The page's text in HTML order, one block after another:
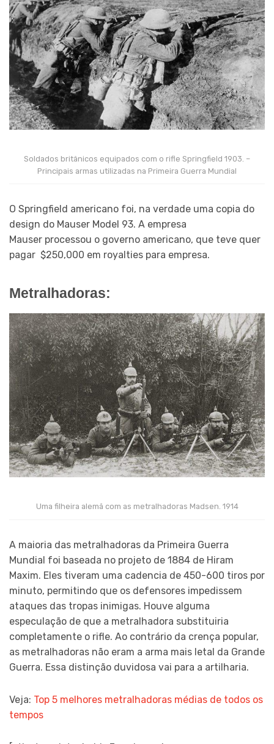
Soldados britânicos equipados com o rifle Springfield 1903. –
Principais armas utilizadas na Primeira Guerra Mundial
O Springfield americano foi, na verdade uma copia do
design do Mauser Model 93. A empresa
Mauser processou o governo americano, que teve quer
pagar $250,000 em royalties para empresa.
Metralhadoras:
Uma filheira alemã com as metralhadoras Madsen. 1914
A maioria das metralhadoras da Primeira Guerra
Mundial foi baseada no projeto de 1884 de Hiram
Maxim. Eles tiveram uma cadencia de 450-600 tiros por
minuto, permitindo que os defensores impedissem
ataques das tropas inimigas. Houve alguma
especulação de que a metralhadora substituiria
completamente o rifle. Ao contrário da crença popular,
as metralhadoras não eram a arma mais letal da Grande
Guerra. Essa distinção duvidosa vai para a artilharia.
Veja: Top 5 melhores metralhadoras médias de todos os
tempos